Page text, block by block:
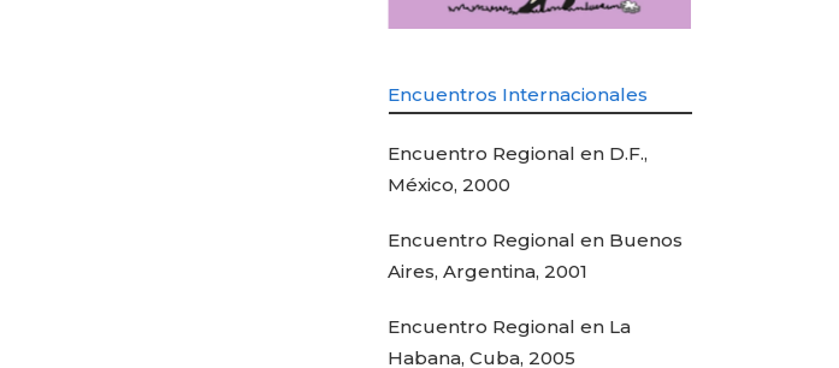
Encuentros Internacionales
Encuentro Regional en D.F.,
México, 2000
Encuentro Regional en Buenos
Aires, Argentina, 2001
Encuentro Regional en La
Habana, Cuba, 2005